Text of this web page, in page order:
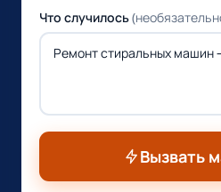
Что случилось
Вызвать